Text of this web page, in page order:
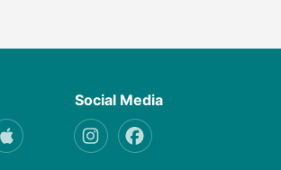
Social Media